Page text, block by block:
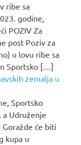
ribe sa
godine,
POZIV Za
post Poziv za
u lovu ribe sa
Sportsko […]
zemalja u
Sportsko
a Udruženje
Goražde će biti
kupa u